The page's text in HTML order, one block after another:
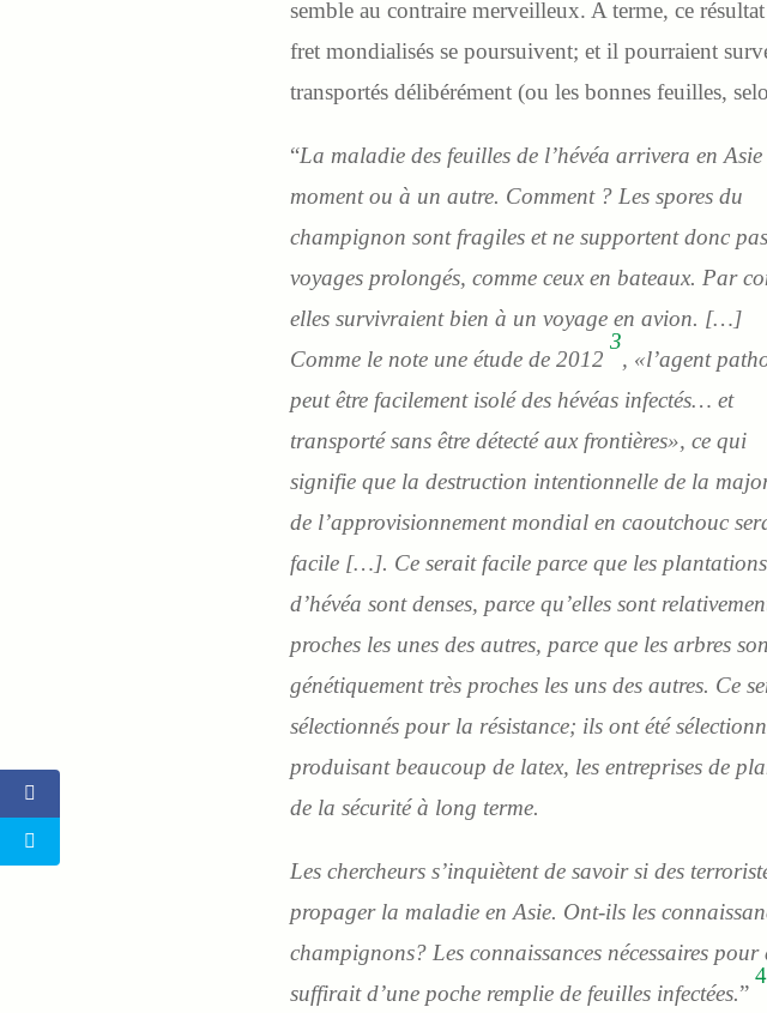
semble au contraire merveilleux. A terme, ce
fret mondialisés se poursuivent; et il pourraient
transportés délibérément (ou les bonnes feuilles,
“La maladie des feuilles de l’hévéa arrivera en
moment ou à un autre. Comment ? Les spores du
champignon sont fragiles et ne supportent donc
voyages prolongés, comme ceux en bateaux. Par
elles survivraient bien à un voyage en avion. […]
Comme le note une étude de 2012
3
, «l’agent
peut être facilement isolé des hévéas infectés… et
transporté sans être détecté aux frontières», ce qui
signifie que la destruction intentionnelle de la
de l’approvisionnement mondial en caoutchouc
facile […]. Ce serait facile parce que les plantations
d’hévéa sont denses, parce qu’elles sont
proches les unes des autres, parce que les arbres
génétiquement très proches les uns des autres. Ce
sélectionnés pour la résistance; ils ont été
produisant beaucoup de latex, les entreprises de
de la sécurité à long terme.
Les chercheurs s’inquiètent de savoir si des
propager la maladie en Asie. Ont-ils les
champignons? Les connaissances nécessaires
suffirait d’une poche remplie de feuilles infectées.”
4